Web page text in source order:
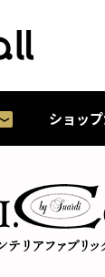
ショッ